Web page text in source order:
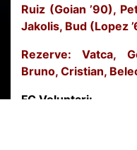
Ruiz (Goian ’90),
Jakolis, Bud (Lopez
Rezerve: Vatca,
Bruno, Cristian,
FC Voluntari: